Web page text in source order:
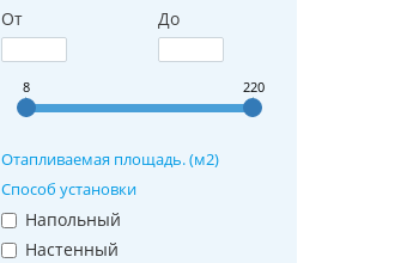
От До
8 220
Отапливаемая площадь. (м2)
Способ установки
Напольный
Настенный